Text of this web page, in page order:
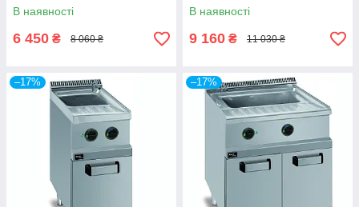
В наявності
6 450 ₴ 8 060 ₴
В наявності
9 160 ₴ 11 030 ₴
–17% –17%